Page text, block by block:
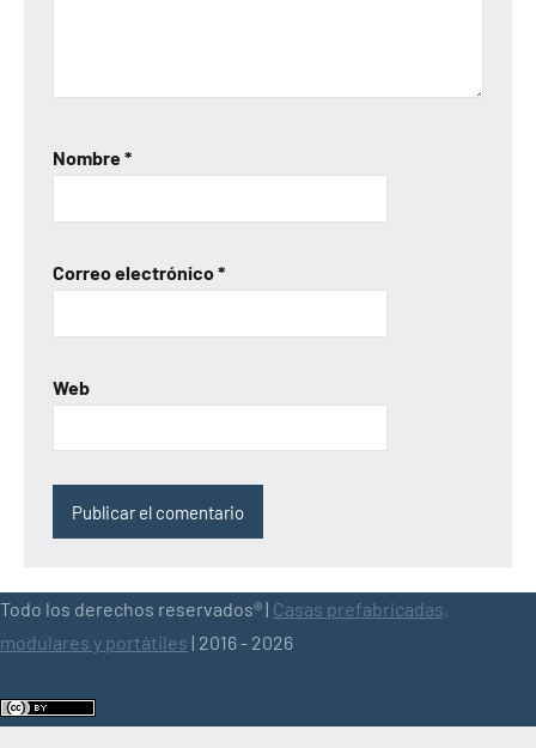
Nombre*
Correo electrónico*
Web
Todo los derechos reservados® | Casas prefabricadas,
modulares y portátiles | 2016 - 2026